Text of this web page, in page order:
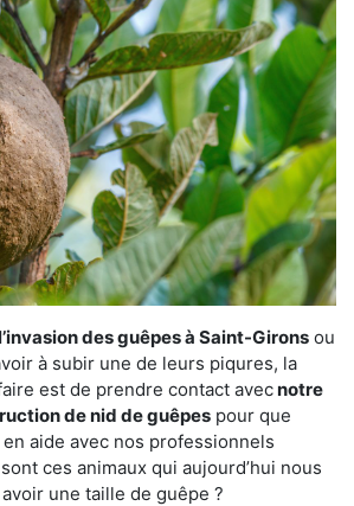
des guêpes à Saint-Girons ou
à subir une de leurs piqures, la
est de prendre contact avecnotre
de nid de guêpes pour que
aide avec nos professionnels
ces animaux qui aujourd’hui nous
une taille de guêpe ?